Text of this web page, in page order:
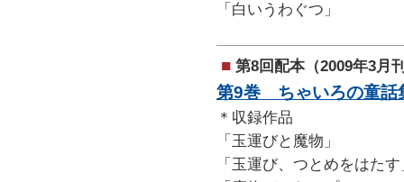
「白いうわぐつ」
■ 第8回配本（2009年3月
第9巻 ちゃいろの童話
＊収録作品
「玉運びと魔物」
「玉運び、つとめをはたす